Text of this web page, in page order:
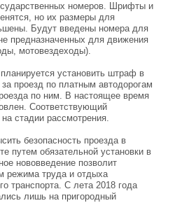
номеров. Шрифты и
но их размеры для
Будут введены номера для
предназначенных для движения
мотовездеходы).
установить штраф в
проезд по платным автодорогам
по ним. В настоящее время
Соответствующий
стадии рассмотрения.
безопасность проезда в
путем обязательной установки в
нововведение позволит
режима труда и отдыха
транспорта. С лета 2018 года
лишь на пригородный